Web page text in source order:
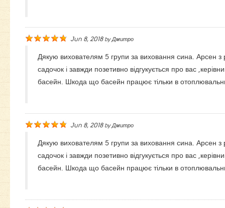
Jun 8, 2018byДмитро
Дякую вихователям 5 групи за виховання сина. Арсен з
садочок i завжди позетивно вiдгукується про вас
басейн. Шкода що басейн працює тільки в
Jun 8, 2018byДмитро
Дякую вихователям 5 групи за виховання сина. Арсен з
садочок i завжди позетивно вiдгукується про вас
басейн. Шкода що басейн працює тільки в